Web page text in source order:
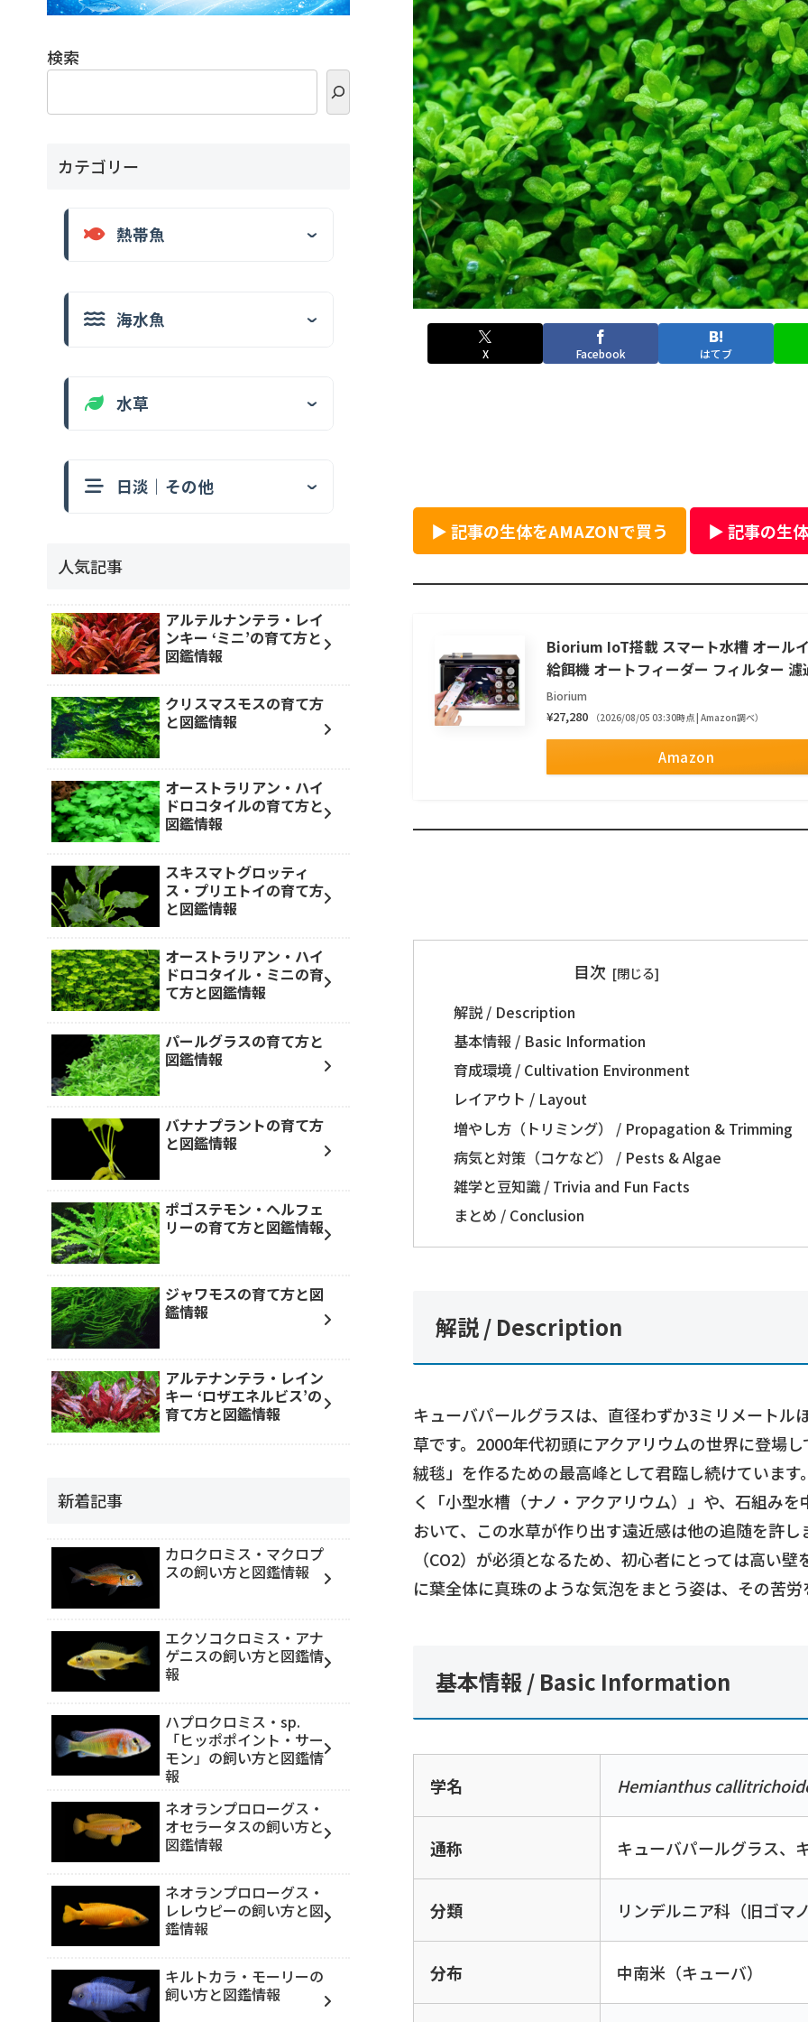
X Facebook はてブ
▶ 記事の生体をAMAZONで買う ▶ 記事の生
Biorium IoT搭載 スマート水槽 オール
給餌機 オートフィーダー フィルター
Biorium
¥27,280 （2026/08/05 03:30時点 | Amazon調べ）
Amazon
目次
解説 / Description
基本情報 / Basic Information
育成環境 / Cultivation Environment
レイアウト / Layout
増やし方（トリミング） / Propagation & Trimming
病気と対策（コケなど） / Pests & Algae
雑学と豆知識 / Trivia and Fun Facts
まとめ / Conclusion
解説 / Description
キューバパールグラスは、直径わずか3ミリメートル
草です。2000年代初頭にアクアリウムの世界に登場
絨毯」を作るための最高峰として君臨し続けていま
く「小型水槽（ナノ・アクアリウム）」や、石組み
おいて、この水草が作り出す遠近感は他の追随を許
（CO2）が必須となるため、初心者にとっては高い
に葉全体に真珠のような気泡をまとう姿は、その苦労
基本情報 / Basic Information
学名 Hemianthus
通称 キューバパールグラス、
分類 リンデルニア科（旧ゴマ
分布 中南米（キューバ）
検索
カテゴリー
熱帯魚
海水魚
水草
日淡｜その他
人気記事
アルテルナンテラ・レイ
ンキー ‘ミニ’の育て方と
図鑑情報
クリスマスモスの育て方
と図鑑情報
オーストラリアン・ハイ
ドロコタイルの育て方と
図鑑情報
スキスマトグロッティ
ス・プリエトイの育て方
と図鑑情報
オーストラリアン・ハイ
ドロコタイル・ミニの育
て方と図鑑情報
パールグラスの育て方と
図鑑情報
バナナプラントの育て方
と図鑑情報
ポゴステモン・ヘルフェ
リーの育て方と図鑑情報
ジャワモスの育て方と図
鑑情報
アルテナンテラ・レイン
キー ‘ロザエネルビス’の
育て方と図鑑情報
新着記事
カロクロミス・マクロプ
スの飼い方と図鑑情報
エクソコクロミス・アナ
ゲニスの飼い方と図鑑情
報
ハプロクロミス・sp.
「ヒッポポイント・サー
モン」の飼い方と図鑑情
報
ネオランプロローグス・
オセラータスの飼い方と
図鑑情報
ネオランプロローグス・
レレウピーの飼い方と図
鑑情報
キルトカラ・モーリーの
飼い方と図鑑情報